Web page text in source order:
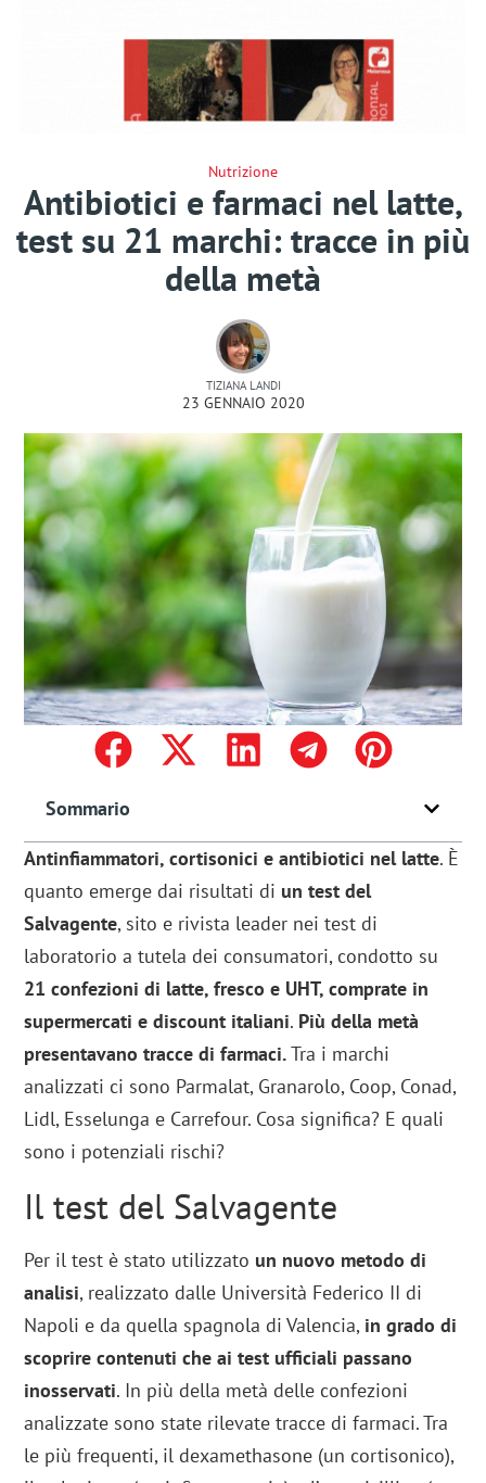
Nutrizione
Antibiotici e farmaci nel latte,
test su 21 marchi: tracce in più
della metà
TIZIANA LANDI
23 GENNAIO 2020
Sommario
Antinfiammatori, cortisonici e antibiotici nel latte. È
quanto emerge dai risultati di un test del
Salvagente, sito e rivista leader nei test di
laboratorio a tutela dei consumatori, condotto su
21 confezioni di latte, fresco e UHT, comprate in
supermercati e discount italiani. Più della metà
presentavano tracce di farmaci.Tra i marchi
analizzati ci sono Parmalat, Granarolo, Coop, Conad,
Lidl, Esselunga e Carrefour. Cosa significa? E quali
sono i potenziali rischi?
Il test del Salvagente
Per il test è stato utilizzato un nuovo metodo di
analisi, realizzato dalle Università Federico II di
Napoli e da quella spagnola di Valencia, in grado di
scoprire contenuti che ai test ufficiali passano
inosservati. In più della metà delle confezioni
analizzate sono state rilevate tracce di farmaci. Tra
le più frequenti, il dexamethasone (un cortisonico),